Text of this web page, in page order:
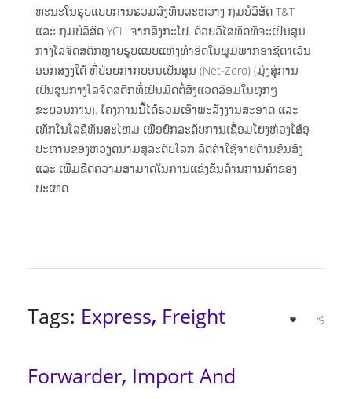
ທະນະໃນຮູບແບບການຮ່ວມລົງທຶນລະຫວ່າງ ກຸ່ມບໍລິສັດ T&T
ແລະ ກຸ່ມບໍລິສັດ YCH ຈາກສິງກະໂປ. ດ້ວຍວິໄສທັດທີ່ຈະເປັນສູນ
ກາງໂລຈິດສຕິກຫຼາຍຮູບແບບແຫ່ງທຳອິດໃນພູມິພາກອາຊີຕາເວັນ
ອອກສຽງໃຕ້ ທີ່ປ່ອຍກາກບອນເປັນສູນ (Net-Zero) (ມຸ່ງສູ່ການ
ເປັນສູນກາງໂລຈິດສຕິກທີ່ເປັນມິດຕໍ່ສິ່ງແວດລ້ອມໃນທຸກໆ
ຂະບວນການ). ໂຄງການນີ້ໄດ້ຮວມເອົາພະລັງງານສະອາດ ແລະ
ເທັກໂນໂລຊີທັນສະໄຫມ ເພື່ອຍົກລະດັບການເຊື່ອມໂຍງຫ່ວງໂສ້ອຸ
ປະທານຂອງຫວຽດນາມສູ່ລະດັບໂລກ ລົດຄ່າໃຊ້ຈ່າຍດ້ານຂົນສົ່ງ
ແລະ ເພີ່ມຂີດຄວາມສາມາດໃນການແຂ່ງຂັນດ້ານການຄ້າຂອງ
ປະເທດ
Tags: Express, Freight
Forwarder, Import And